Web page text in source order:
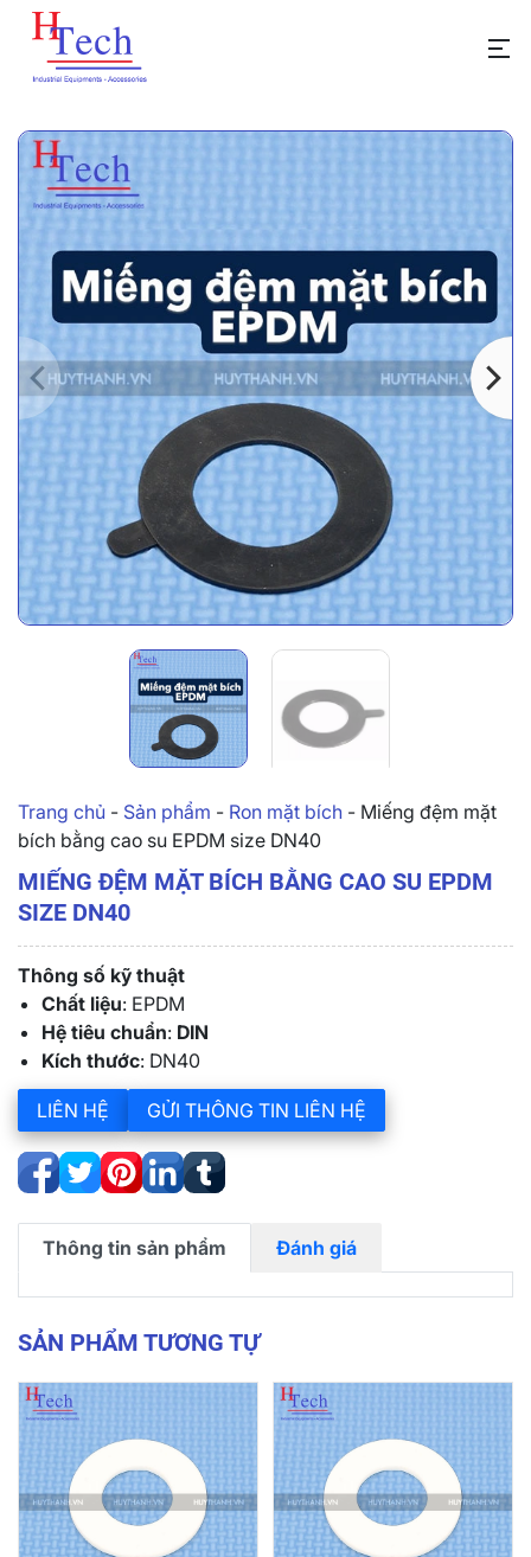
Trang chủ - Sản phẩm - Ron mặt bích - Miếng đệm mặt
bích bằng cao su EPDM size DN40
MIẾNG ĐỆM MẶT BÍCH BẰNG CAO SU EPDM
SIZE DN40
Thông số kỹ thuật
Chất liệu: EPDM
Hệ tiêu chuẩn: DIN
Kích thước: DN40
LIÊN HỆ GỬI THÔNG TIN LIÊN HỆ
Thông tin sản phẩm Đánh giá
SẢN PHẨM TƯƠNG TỰ